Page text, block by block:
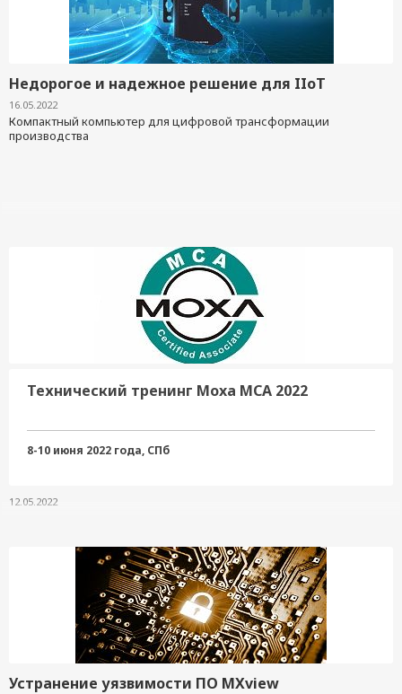
Недорогое и надежное решение для IIoT
16.05.2022
Компактный компьютер для цифровой трансформации
производства
Технический тренинг Moxa MCA 2022
8-10 июня 2022 года, СПб
12.05.2022
Устранение уязвимости ПО MXview